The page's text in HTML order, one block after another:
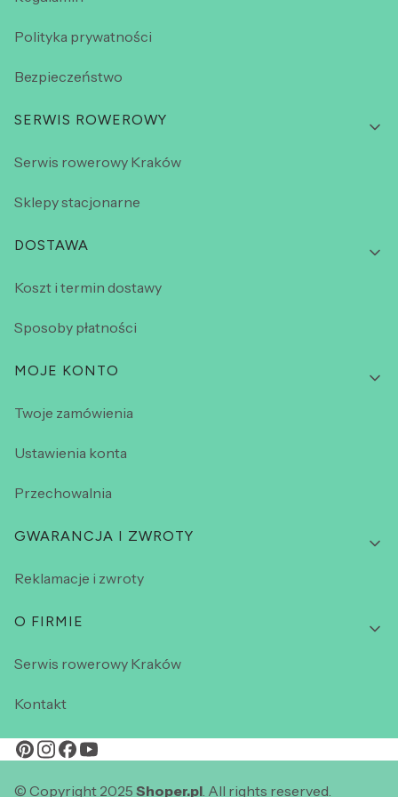
Polityka prywatności
Bezpieczeństwo
SERWIS ROWEROWY
Serwis rowerowy Kraków
Sklepy stacjonarne
DOSTAWA
Koszt i termin dostawy
Sposoby płatności
MOJE KONTO
Twoje zamówienia
Ustawienia konta
Przechowalnia
GWARANCJA I ZWROTY
Reklamacje i zwroty
O FIRMIE
Serwis rowerowy Kraków
Kontakt
© Copyright 2025 Shoper.pl. All rights reserved.